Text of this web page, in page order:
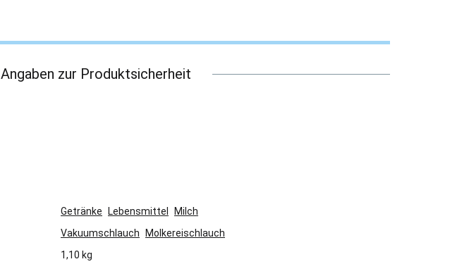
Angaben zur Produktsicherheit
Getränke Lebensmittel
Milch
Vakuumschlauch
Molkereischlauch
1,10 kg